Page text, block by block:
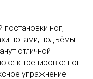
постановки ног,
ногами, подъёмы
отличной
к тренировке ног
упражнение